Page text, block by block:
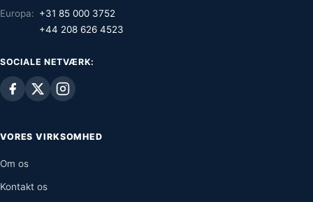
Europa: +31 85 000 3752
+44 208 626 4523
SOCIALE NETVÆRK:
VORES VIRKSOMHED
Om os
Kontakt os